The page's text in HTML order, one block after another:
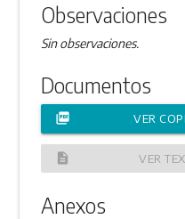
Observaciones
Sin observaciones.
Documentos
picture_as_pdf VER
description VER
Anexos